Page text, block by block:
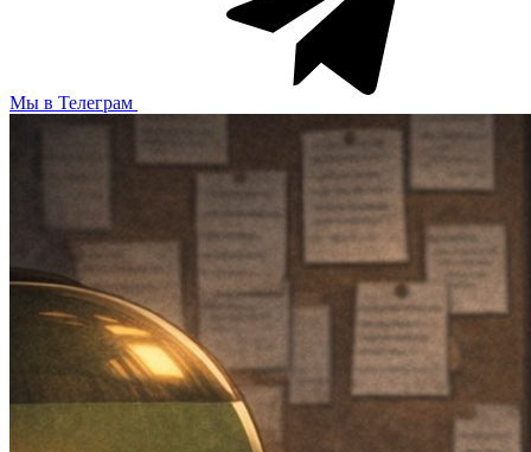
Мы в Телеграм